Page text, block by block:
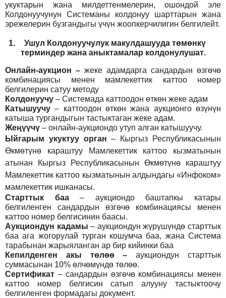
укуктарын жана милдеттенмелерин, ошондой эле
Колдонуучунун Системаны колдонуу шарттарын жана
эрежелерин бузгандыгы үчүн жоопкерчилигин белгилейт.
1.
Ушул Колдонуучулук макулдашууда төмөнкү
терминдер жана аныктамалар колдонулушат.
Онлайн-аукцион – жеке адамдарга сандардын өзгөчө
комбинациясы менен мамлекеттик каттоо номер
белгилерин сатуу методу
Колдонуучу – Системада каттоодон өткөн жеке адам
Катышуучу – каттоодон өткөн жана аукционго өзүнүн
катыша тургандыгын тастыктаган жеке адам.
Жеңүүчү – онлайн-аукциондо утуп алган катышуучу.
Ыйгарым укуктуу орган –
Кыргыз Республикасынын
Өкмөтүнө караштуу Мамлекеттик каттоо кызматынын
атынан Кыргыз Республикасынын Өкмөтүнө караштуу
Мамлекеттик каттоо кызматынын алдындагы «Инфоком»
мамлекеттик ишканасы.
Старттык баа– аукциондо баштапкы катары
белгиленген сандардын өзгөчө комбинациясы менен
каттоо номер белгисинин баасы.
Аукциондун кадамы – аукциондун жүрүшүндө старттык
баа ага жогорулай турган кошумча баа, жана Система
тарабынан жарыяланган ар бир кийинки баа
Кепилденген акы төлөө
–аукциондун старттык
суммасынан 10% өлчөмүндө төлөө.
Сертификат – сандардын өзгөчө комбинациясы менен
каттоо номер белгисин сатып алууну тастыктоочу
белгиленген формадагы документ.